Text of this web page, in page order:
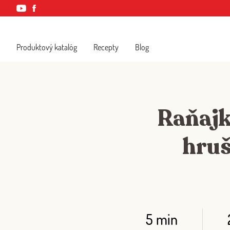
Produktový katalóg Recepty Blog
5 min